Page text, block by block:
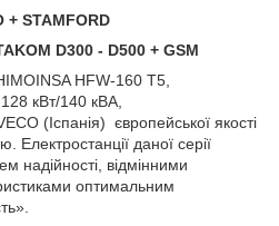
+ STAMFORD
D300 - D500 + GSM
HFW-160 T5,
кВт/140 кВА,
(Іспанія) європейської якості
Електростанції даної серії
надійності, відмінними
оптимальним